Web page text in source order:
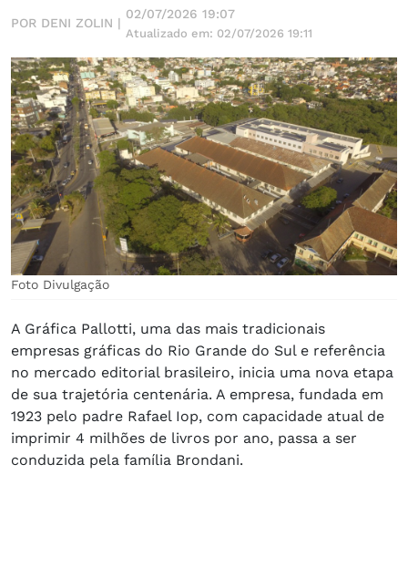
POR DENI ZOLIN |
02/07/2026 19:07
Atualizado em: 02/07/2026 19:11
Foto Divulgação
A Gráfica Pallotti, uma das mais tradicionais
empresas gráficas do Rio Grande do Sul e referência
no mercado editorial brasileiro, inicia uma nova etapa
de sua trajetória centenária. A empresa, fundada em
1923 pelo padre Rafael Iop, com capacidade atual de
imprimir 4 milhões de livros por ano, passa a ser
conduzida pela família Brondani.